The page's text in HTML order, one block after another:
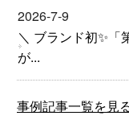
2026-7-9
＼ ブランド初✨「
が...
事例記事一覧を見